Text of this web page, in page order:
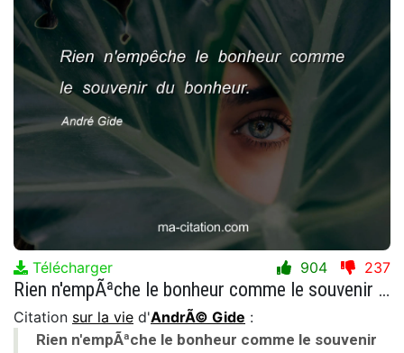
Télécharger 904 237
Rien n'empÃªche le bonheur comme le souvenir du bonheur.
Citation sur la vie d'AndrÃ© Gide :
Rien n'empÃªche le bonheur comme le souvenir